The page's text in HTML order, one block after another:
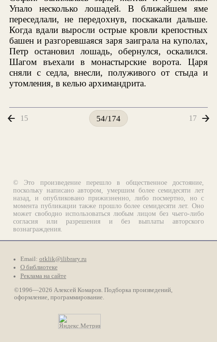
Упало несколько лошадей. В ближайшем яме
переседлали, не передохнув, поскакали дальше.
Когда вдали выросли острые кровли крепостных
башен и разгоревшаяся заря заиграла на куполах,
Петр остановил лошадь, обернулся, оскалился.
Шагом въехали в монастырские ворота. Царя
сняли с седла, внесли, полуживого от стыда и
утомления, в келью архимандрита.
15 54/174 17
© Это произведение перешло в общественное достояние,
поскольку написано автором, умершим более семидесяти лет
назад, и опубликовано прижизненно, либо посмертно, но с
момента публикации также прошло более семидесяти лет. Оно
может свободно использоваться любым лицом без чьего-либо
согласия или разрешения и без выплаты авторского
вознаграждения.
Email: otklik@ilibrary.ru
О библиотеке
Реклама на сайте
©1996—2026 Алексей Комаров. Подборка произведений,
оформление, программирование.